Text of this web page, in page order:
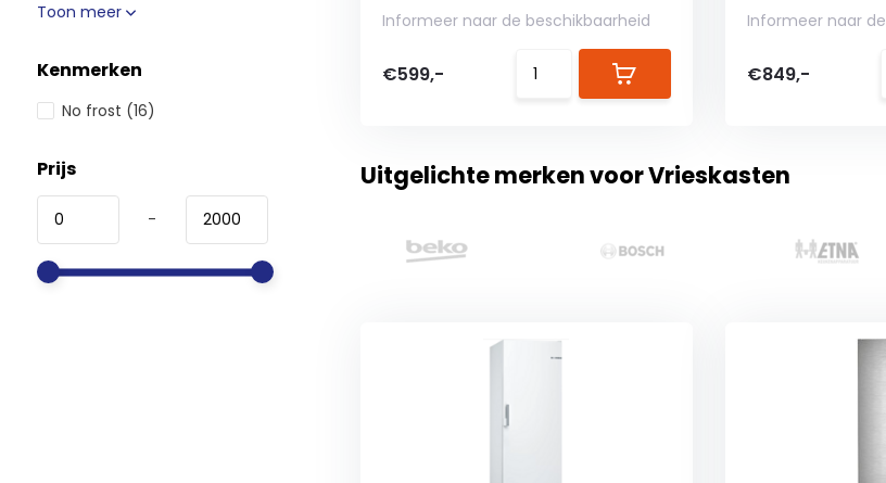
Toon meer
Kenmerken
No frost (16)
Prijs
-
Informeer naar de beschikbaarheid
€599,-
Informeer naar
€849,-
Uitgelichte merken voor Vrieskasten